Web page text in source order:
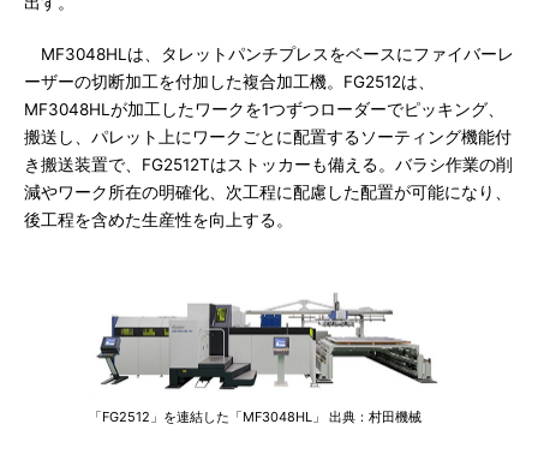
MF3048HLは、タレットパンチプレスをベースにファイバーレ
ーザーの切断加工を付加した複合加工機。FG2512は、
MF3048HLが加工したワークを1つずつローダーでピッキング、
搬送し、パレット上にワークごとに配置するソーティング機能付
き搬送装置で、FG2512Tはストッカーも備える。バラシ作業の削
減やワーク所在の明確化、次工程に配慮した配置が可能になり、
後工程を含めた生産性を向上する。
「FG2512」を連結した「MF3048HL」 出典：村田機械